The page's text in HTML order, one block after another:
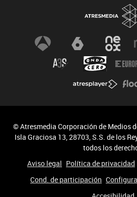
© Atresmedia Corporación de Medios
Isla Graciosa 13, 28703, S.S. de los
todos los
Aviso legal Política de privacidad
Cond. de participación